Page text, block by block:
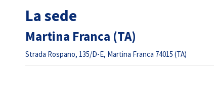
La sede
Martina Franca (TA)
Strada Rospano, 135/D-E, Martina Franca 74015 (TA)